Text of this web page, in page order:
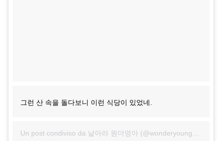
그런 산 속을 돌다보니 이런 식당이 있었네.
Un post condiviso da 날아라 원더영아 (@wonderyoungah) in data: